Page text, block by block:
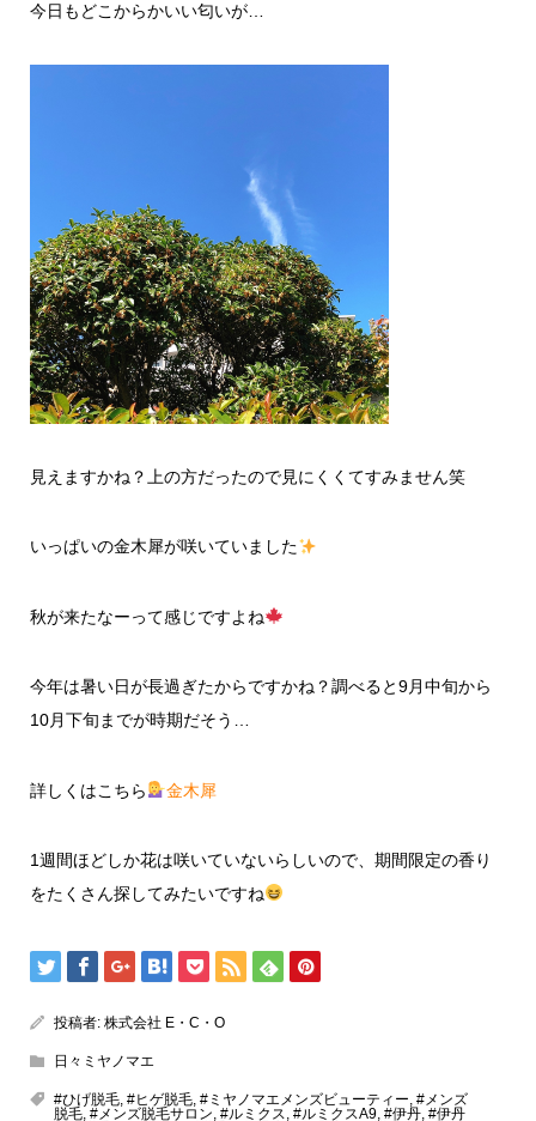
今日もどこからかいい匂いが…
見えますかね？上の方だったので見にくくてすみません笑
いっぱいの金木犀が咲いていました
秋が来たなーって感じですよね
今年は暑い日が長過ぎたからですかね？調べると9月中旬から
10月下旬までが時期だそう…
詳しくはこちら 金木犀
1週間ほどしか花は咲いていないらしいので、期間限定の香り
をたくさん探してみたいですね
投稿者: 株式会社 E・C・O
日々ミヤノマエ
#ひげ脱毛, #ヒゲ脱毛, #ミヤノマエメンズビューティー, #メンズ
脱毛, #メンズ脱毛サロン, #ルミクス, #ルミクスA9, #伊丹, #伊丹